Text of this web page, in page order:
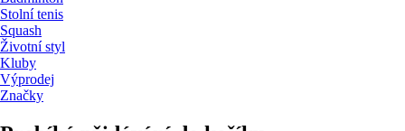
Stolní tenis
Squash
Životní styl
Kluby
Výprodej
Značky